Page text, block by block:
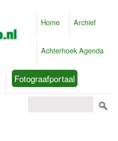
Home Archief
Achterhoek Agenda
Fotograafportaal